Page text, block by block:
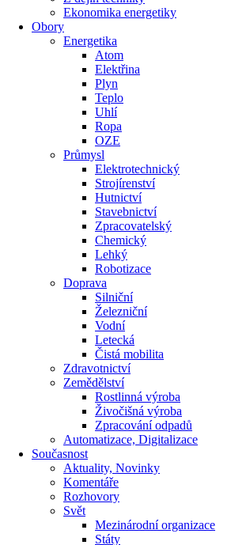
Ekonomika energetiky
Obory
Energetika
Atom
Elektřina
Plyn
Teplo
Uhlí
Ropa
OZE
Průmysl
Elektrotechnický
Strojírenství
Hutnictví
Stavebnictví
Zpracovatelský
Chemický
Lehký
Robotizace
Doprava
Silniční
Železniční
Vodní
Letecká
Čistá mobilita
Zdravotnictví
Zemědělství
Rostlinná výroba
Živočišná výroba
Zpracování odpadů
Automatizace, Digitalizace
Současnost
Aktuality, Novinky
Komentáře
Rozhovory
Svět
Mezinárodní organizace
Státy